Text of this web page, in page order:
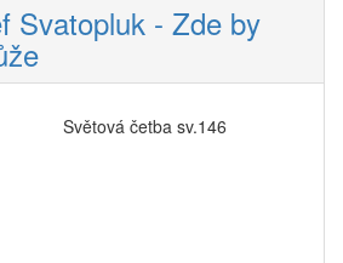
Svatopluk - Zde by
Světová četba sv.146